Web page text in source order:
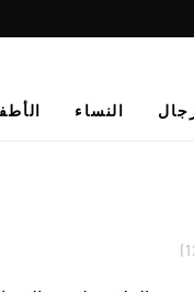
النساء